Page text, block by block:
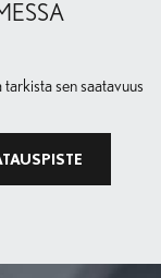
sen saatavuus